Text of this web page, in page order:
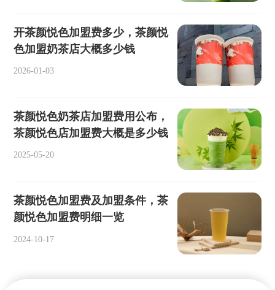
开茶颜悦色加盟费多少，茶颜悦
色加盟奶茶店大概多少钱
2026-01-03
茶颜悦色奶茶店加盟费用公布，
茶颜悦色店加盟费大概是多少钱
2025-05-20
茶颜悦色加盟费及加盟条件，茶
颜悦色加盟费明细一览
2024-10-17